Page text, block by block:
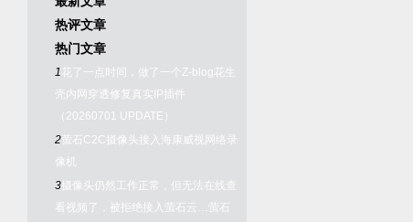
热评文章
热门文章
1 花了一点时间，做了一个Z-blog花生
壳内网穿透修复真实IP插件
（20260701 UPDATE）
2 萤石C2C摄像头接入海康威视网络录
像机
3 摄像头仍然工作正常，但无法在线查
看视频了，被拒绝接入萤石云…萤石